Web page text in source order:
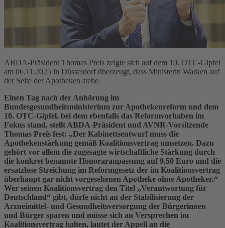
ABDA-Präsident Thomas Preis zeigte sich auf dem 10. OTC-Gipfel
am 06.11.2025 in Düsseldorf überzeugt, dass Ministerin Warken auf
der Seite der Apotheken stehe.
Einen Tag nach der Anhörung im
Bundesgesundheitsministerium zur Apothekenreform und dem
10. OTC-Gipfel, bei dem ebenfalls das Reformvorhaben im
Fokus stand, stellt ABDA-Präsident und AVNR-Vorsitzende
Thomas Preis fest: „Der Kabinettsentwurf muss die
Apothekenstärkung gemäß Koalitionsvertrag umsetzen. Dazu
gehört vor allem die zugesagte wirtschaftliche Stärkung durch
die konkret benannte Honoraranpassung auf 9,50 Euro und die
ersatzlose Streichung im Reformgesetz der im Koalitionsvertrag
überhaupt gar nicht vorgesehenen Apotheke ohne Apotheker.“
Wer seinen Koalitionsvertrag den Titel „Verantwortung für
Deutschland“ gibt, dürfe nicht an der Stabilisierung der
Arzneimittel- und Gesundheitsversorgung der Bürgerinnen
und Bürger sparen und müsse sich an Versprechen im
Koalitionsvertrag halten, lautet der Appell an die